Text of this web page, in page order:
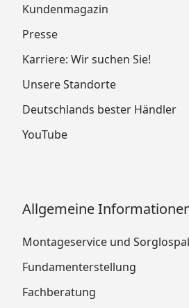
Kundenmagazin
Presse
Karriere: Wir suchen Sie!
Unsere Standorte
Deutschlands bester Händler
YouTube
Allgemeine
Montageservice und
Fundamenterstellung
Fachberatung